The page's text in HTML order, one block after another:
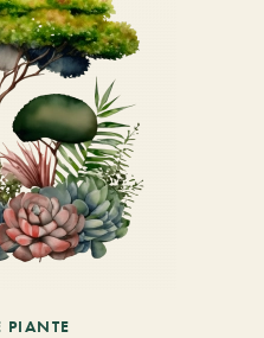
PIANTE